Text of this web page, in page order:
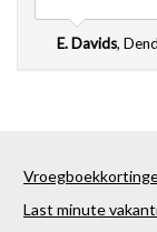
E. Davids,
Last minute